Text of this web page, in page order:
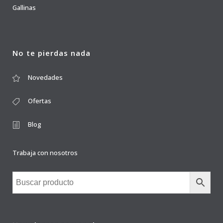
Gallinas
No te pierdas nada
Novedades
Ofertas
Blog
Trabaja con nosotros